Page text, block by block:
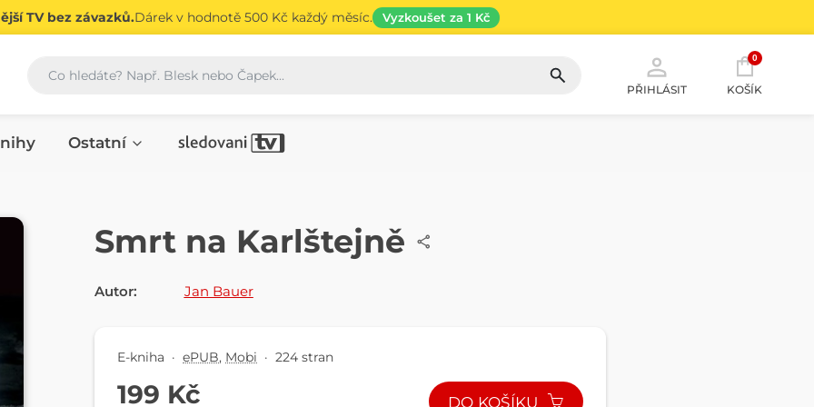
TV bez závazků.Dárek v hodnotě 500 Kč každý měsíc. Vyzkoušet za 1 Kč
Vyhledávání
PŘIHLÁSIT
0
KOŠÍK
Ostatní
E-KNIHA
Smrt na Karlštejně
Autor: Jan Bauer
E-kniha · ePUB, Mobi · 224 stran
199 Kč DO KOŠÍKU